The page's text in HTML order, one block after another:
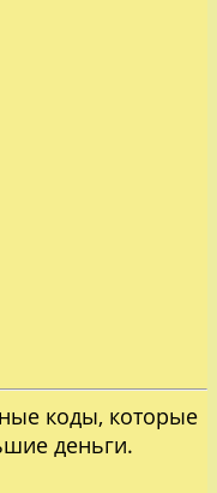
коды, которые
деньги.